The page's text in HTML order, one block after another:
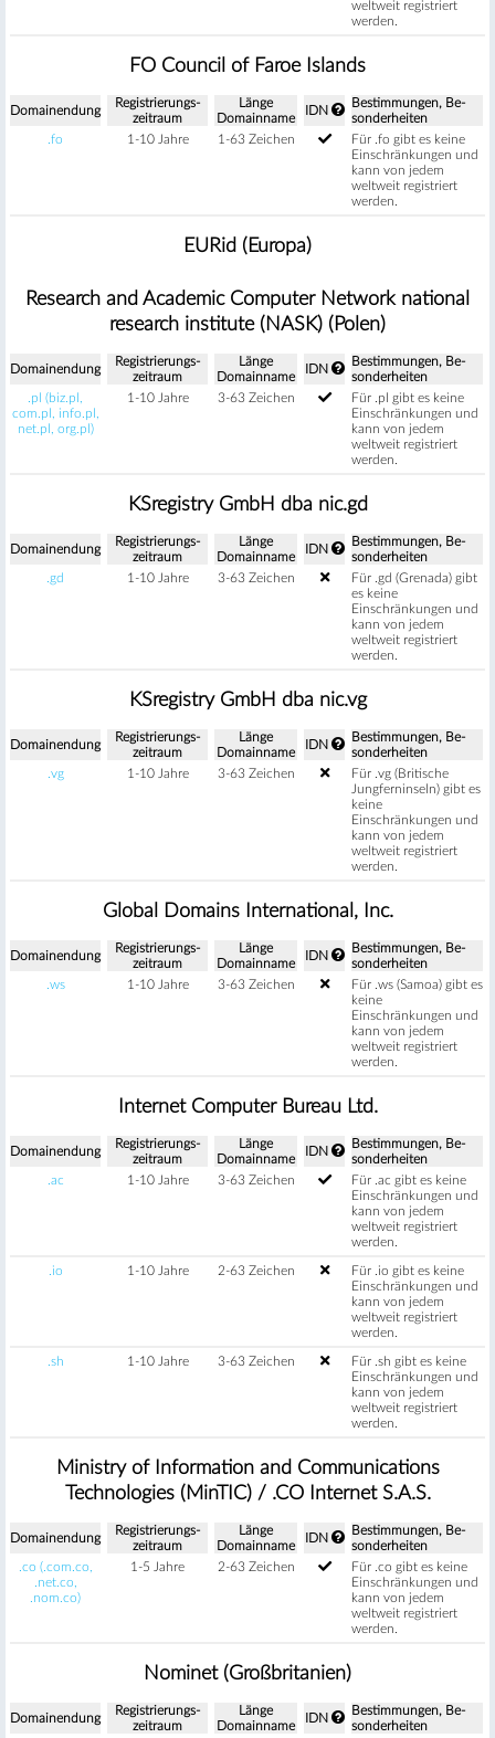
weltweit registriert
werden.
FO Council of Faroe Islands
Domain­endung
Regis­trierungs­
zeitraum
Länge
Domain­name
IDN
Be­stimm­ungen, Be­
sonder­heiten
.fo
1-10 Jahre 1-63 Zeichen
Für .fo gibt es keine
Einschränkungen und
kann von jedem
weltweit registriert
werden.
EURid (Europa)
Research and Academic Computer Network national
research institute (NASK) (Polen)
Domain­endung
Regis­trierungs­
zeitraum
Länge
Domain­name
IDN
Be­stimm­ungen, Be­
sonder­heiten
.pl (biz.pl,
com.pl, info.pl,
net.pl, org.pl)
1-10 Jahre 3-63 Zeichen
Für .pl gibt es keine
Einschränkungen und
kann von jedem
weltweit registriert
werden.
KSregistry GmbH dba nic.gd
Domain­endung
Regis­trierungs­
zeitraum
Länge
Domain­name
IDN
Be­stimm­ungen, Be­
sonder­heiten
.gd
1-10 Jahre 3-63 Zeichen
Für .gd (Grenada) gibt
es keine
Einschränkungen und
kann von jedem
weltweit registriert
werden.
KSregistry GmbH dba nic.vg
Domain­endung
Regis­trierungs­
zeitraum
Länge
Domain­name
IDN
Be­stimm­ungen, Be­
sonder­heiten
.vg
1-10 Jahre 3-63 Zeichen
Für .vg (Britische
Jungferninseln) gibt es
keine
Einschränkungen und
kann von jedem
weltweit registriert
werden.
Global Domains International, Inc.
Domain­endung
Regis­trierungs­
zeitraum
Länge
Domain­name
IDN
Be­stimm­ungen, Be­
sonder­heiten
.ws
1-10 Jahre 3-63 Zeichen
Für .ws (Samoa) gibt es
keine
Einschränkungen und
kann von jedem
weltweit registriert
werden.
Internet Computer Bureau Ltd.
Domain­endung
Regis­trierungs­
zeitraum
Länge
Domain­name
IDN
Be­stimm­ungen, Be­
sonder­heiten
.ac
1-10 Jahre 3-63 Zeichen
Für .ac gibt es keine
Einschränkungen und
kann von jedem
weltweit registriert
werden.
.io 1-10 Jahre 2-63 Zeichen
Für .io gibt es keine
Einschränkungen und
kann von jedem
weltweit registriert
werden.
.sh 1-10 Jahre 3-63 Zeichen
Für .sh gibt es keine
Einschränkungen und
kann von jedem
weltweit registriert
werden.
Ministry of Information and Communications
Technologies (MinTIC) / .CO Internet S.A.S.
Domain­endung
Regis­trierungs­
zeitraum
Länge
Domain­name
IDN
Be­stimm­ungen, Be­
sonder­heiten
.co (.com.co,
.net.co,
.nom.co)
1-5 Jahre 2-63 Zeichen
Für .co gibt es keine
Einschränkungen und
kann von jedem
weltweit registriert
werden.
Nominet (Großbritanien)
Domain­endung
Regis­trierungs­
zeitraum
Länge
Domain­name
IDN
Be­stimm­ungen, Be­
sonder­heiten